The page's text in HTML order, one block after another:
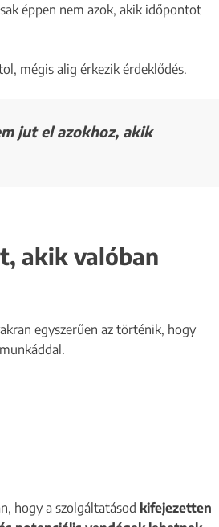
éppen nem azok, akik időpontot
mégis alig érkezik érdeklődés.
jut el azokhoz, akik
akik valóban
egyszerűen az történik, hogy
hogy a szolgáltatásod kifejezetten